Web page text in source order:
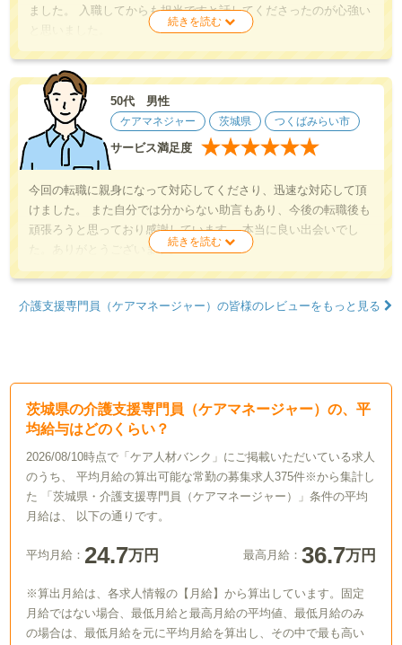
ました。 入職してからも担当ですと話してくださったのが心強い
と思いました。
50代 男性
ケアマネジャー 茨城県 つくばみらい市
サービス満足度 ★★★★★★
今回の転職に親身になって対応してくださり、迅速な対応して頂
けました。 また自分では分からない助言もあり、今後の転職後も
頑張ろうと思っており感謝しています。 本当に良い出会いでし
た。ありがとうございます。
介護支援専門員（ケアマネージャー）の皆様のレビューをもっと見る
茨城県の介護支援専門員（ケアマネージャー）の、平
均給与はどのくらい？
2026/08/10時点で「ケア人材バンク」にご掲載いただいている求人
のうち、 平均月給の算出可能な常勤の募集求人375件※から集計し
た 「茨城県・介護支援専門員（ケアマネージャー）」条件の平均
月給は、 以下の通りです。
平均月給： 24.7万円 最高月給： 36.7万円
※算出月給は、各求人情報の【月給】から算出しています。固定
月給ではない場合、最低月給と最高月給の平均値、最低月給のみ
の場合は、最低月給を元に平均月給を算出し、その中で最も高い